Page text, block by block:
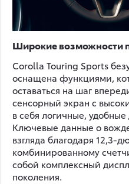
Широкие возможности
Corolla Touring Sports
оснащена функциями,
оставаться на шаг
сенсорный экран с
в себя логичные,
Ключевые данные о
взгляда благодаря 12,3-
комбинированному
собой комплексный
поколения.